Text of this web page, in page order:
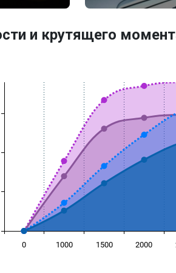
и крутящего
0 1000 1500 2000